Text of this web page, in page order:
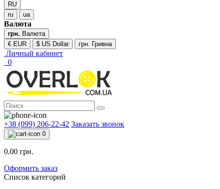
RU
ru
ua
Валюта
грн. Валюта
€ EUR
$ US Dollar грн. Гривна
Личный кабинет
0
+38 (099) 206-22-42 Заказать звонок
0
0.00 грн.
Оформить заказ
Список категорий